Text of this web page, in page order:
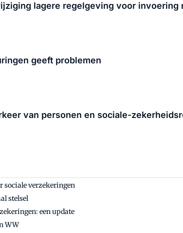
lagere regelgeving voor invoering
geeft problemen
van personen en sociale-
sociale verzekeringen
stelsel
een update
WW